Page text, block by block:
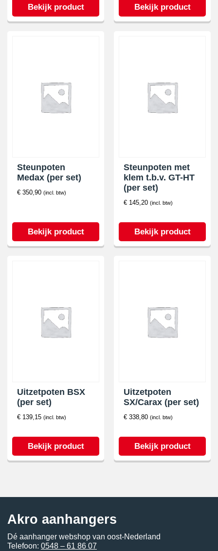
Bekijk product Bekijk product
Steunpoten
Medax (per set)
€ 350,90 (incl. btw)
Bekijk product
Steunpoten met
klem t.b.v. GT-HT
(per set)
€ 145,20 (incl. btw)
Bekijk product
Uitzetpoten BSX
(per set)
€ 139,15 (incl. btw)
Bekijk product
Uitzetpoten
SX/Carax (per set)
€ 338,80 (incl. btw)
Bekijk product
Akro aanhangers
Dé aanhanger webshop van oost-Nederland
Telefoon: 0548 – 61 86 07